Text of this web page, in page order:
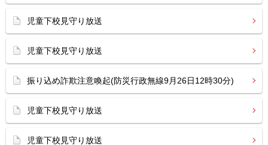
児童下校見守り放送
児童下校見守り放送
振り込め詐欺注意喚起(防災行政無線9月26日12時30分)
児童下校見守り放送
児童下校見守り放送